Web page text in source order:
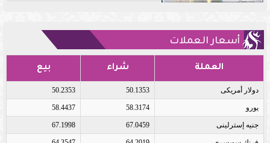
أسعار العملات
العملة شراء بيع
دولار أمريكى 50.1353
50.2353
يورو 58.3174
58.4437
جنيه إسترلينى 67.0459
67.1998